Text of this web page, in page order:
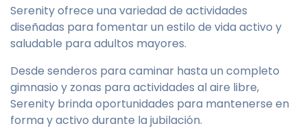
Serenity ofrece una variedad de actividades
diseñadas para fomentar un estilo de vida activo y
saludable para adultos mayores.
Desde senderos para caminar hasta un completo
gimnasio y zonas para actividades al aire libre,
Serenity brinda oportunidades para mantenerse en
forma y activo durante la jubilación.